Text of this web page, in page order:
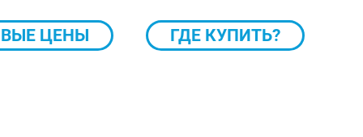
ЦЕНЫ ГДЕ КУПИТЬ?